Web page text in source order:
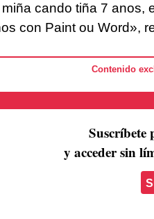
miña cando tiña 7 anos,
con Paint ou Word»,
Contenido
Suscríbete
y acceder sin